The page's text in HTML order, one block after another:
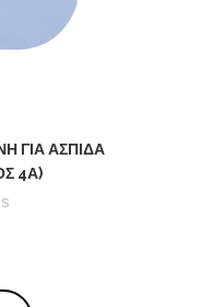
ΓΙΑ ΑΣΠΊΔΑ
4Α)